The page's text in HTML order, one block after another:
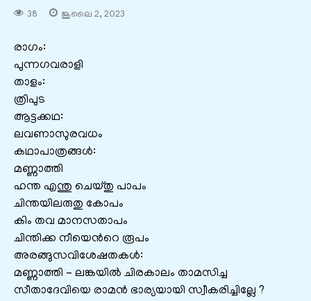
38 ജൂലൈ 2, 2023
രാഗം:
പുന്നഗവരാളി
താളം:
ത്രിപുട
ആട്ടക്കഥ:
ലവണാസുരവധം
കഥാപാത്രങ്ങൾ:
മണ്ണാത്തി
ഹന്ത എന്തു ചെയ്തു പാപം
ചിന്തയിലരുതു കോപം
കിം തവ മാനസതാപം
ചിന്തിക്ക നീയെന്‍റെ രൂപം
അരങ്ങുസവിശേഷതകൾ:
മണ്ണാത്തി – ലങ്കയില്‍ ചിരകാലം താമസിച്ച
സീതാദേവിയെ രാമന്‍ ഭാര്യയായി സ്വീകരിച്ചില്ലേ ?